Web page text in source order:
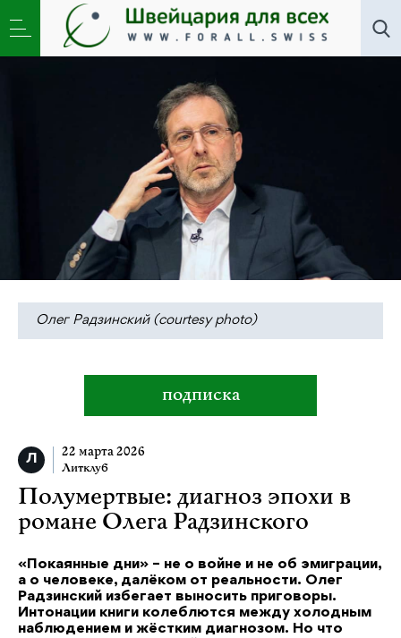
Литклуб, Новости»Полумертвые: диагноз эпохи в
романе Олега Радзинского
Олег Радзинский (courtesy photo)
подписка
22 марта 2026
Литклуб
Полумертвые: диагноз эпохи в
романе Олега Радзинского
«Покаянные дни» – не о войне и не об эмиграции,
а о человеке, далёком от реальности. Олег
Радзинский избегает выносить приговоры.
Интонации книги колеблются между холодным
наблюдением и жёстким диагнозом. Но что